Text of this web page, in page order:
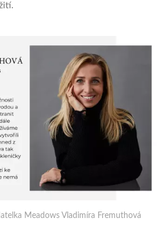
Meadows Vladimíra Fremuthová